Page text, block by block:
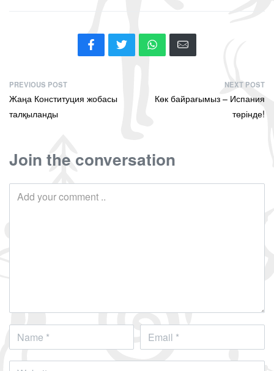
PREVIOUS POST
Жаңа Конституция жобасы
талқыланды
NEXT POST
Көк байрағымыз – Испания
төрінде!
Join the conversation